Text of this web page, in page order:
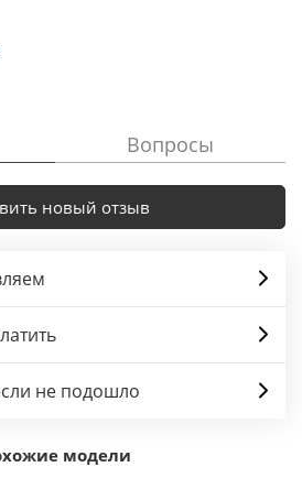
Вопросы
новый отзыв
не подошло
модели